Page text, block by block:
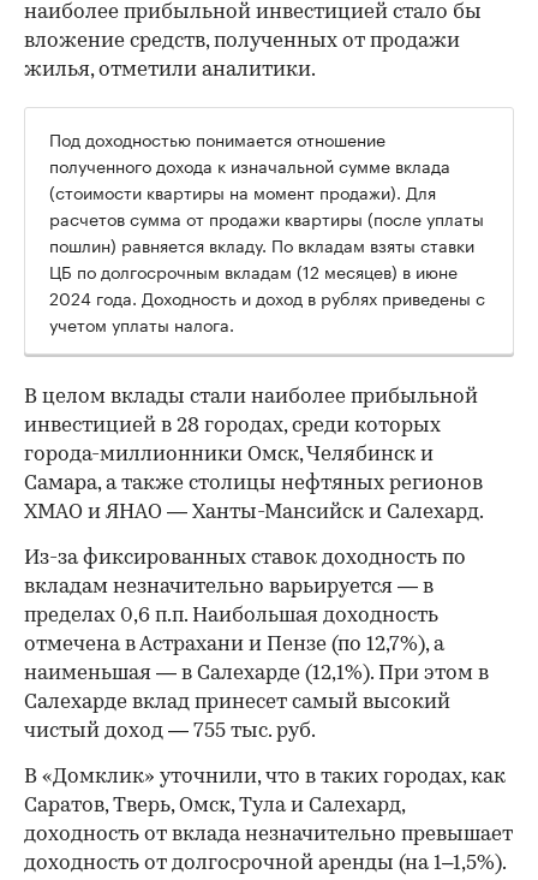
наиболее прибыльной инвестицией стало бы
вложение средств, полученных от продажи
жилья, отметили аналитики.
Под доходностью понимается отношение
полученного дохода к изначальной сумме вклада
(стоимости квартиры на момент продажи). Для
расчетов сумма от продажи квартиры (после уплаты
пошлин) равняется вкладу. По вкладам взяты ставки
ЦБ по долгосрочным вкладам (12 месяцев) в июне
2024 года. Доходность и доход в рублях приведены с
учетом уплаты налога.
В целом вклады стали наиболее прибыльной
инвестицией в 28 городах, среди которых
города-миллионники Омск, Челябинск и
Самара, а также столицы нефтяных регионов
ХМАО и ЯНАО — Ханты-Мансийск и Салехард.
Из-за фиксированных ставок доходность по
вкладам незначительно варьируется — в
пределах 0,6 п.п. Наибольшая доходность
отмечена в Астрахани и Пензе (по 12,7%), а
наименьшая — в Салехарде (12,1%). При этом в
Салехарде вклад принесет самый высокий
чистый доход — 755 тыс. руб.
В «Домклик» уточнили, что в таких городах, как
Саратов, Тверь, Омск, Тула и Салехард,
доходность от вклада незначительно превышает
доходность от долгосрочной аренды (на 1–1,5%).